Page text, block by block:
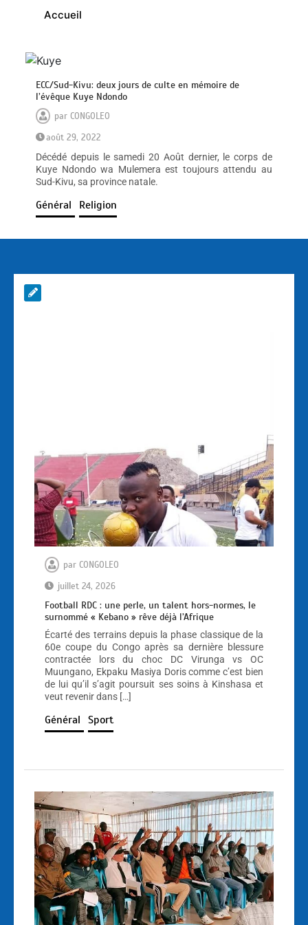
Accueil
ECC/Sud-Kivu: deux jours de culte en mémoire de
l’évêque Kuye Ndondo
parCONGOLEO
août 29, 2022
Décédé depuis le samedi 20 Août dernier, le corps de
Kuye Ndondo wa Mulemera est toujours attendu au
Sud-Kivu, sa province natale.
Général Religion
par CONGOLEO
juillet 24, 2026
Football RDC : une perle, un talent hors-normes, le
surnommé « Kebano » rêve déjà l’Afrique
Écarté des terrains depuis la phase classique de la
60e coupe du Congo après sa dernière blessure
contractée lors du choc DC Virunga vs OC
Muungano, Ekpaku Masiya Doris comme c’est bien
de lui qu’il s’agit poursuit ses soins à Kinshasa et
veut revenir dans […]
Général Sport